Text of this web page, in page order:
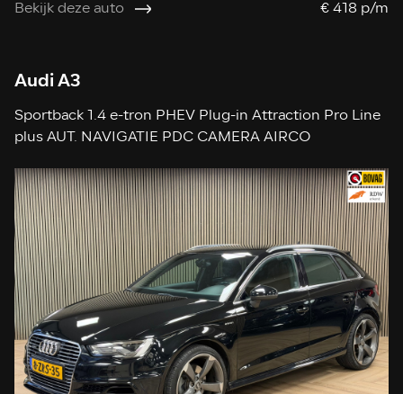
Bekijk deze auto € 418 p/m
Audi A3
Sportback 1.4 e-tron PHEV Plug-in Attraction Pro Line
plus AUT. NAVIGATIE PDC CAMERA AIRCO